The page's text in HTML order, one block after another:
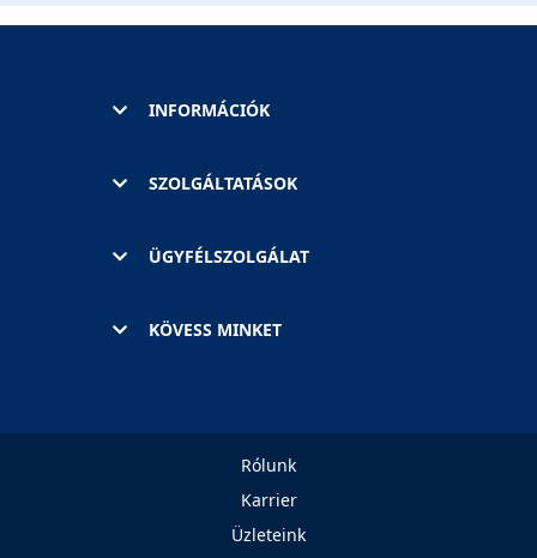
INFORMÁCIÓK
SZOLGÁLTATÁSOK
ÜGYFÉLSZOLGÁLAT
KÖVESS MINKET
Rólunk
Karrier
Üzleteink